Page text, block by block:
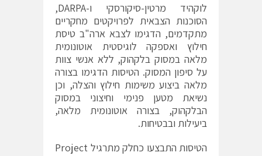
לוקהיד מרטין-סיקורסקי ו-DARPA,
הסוכנות הצבאית לפרויקטים מחקריים
מתקדמים, הדגימו לצבא ארה"ב טיסת
חילוץ ואספקה לוגיסטית אוטונומית
מלאה במסוק בלקהוק, ללא אנשי צוות
על סיפון המסוק. הטיסות הדגימו בצורה
מלאה ביצוע משימות חילוץ והצלה, וכן
נשיאת מטען פנימי וחיצוני במסוק
הבלקהוק, בצורה אוטונומית מלאה,
ביעילות ובבטיחות.
הטיסות התבצעו כחלק מתרגיל Project